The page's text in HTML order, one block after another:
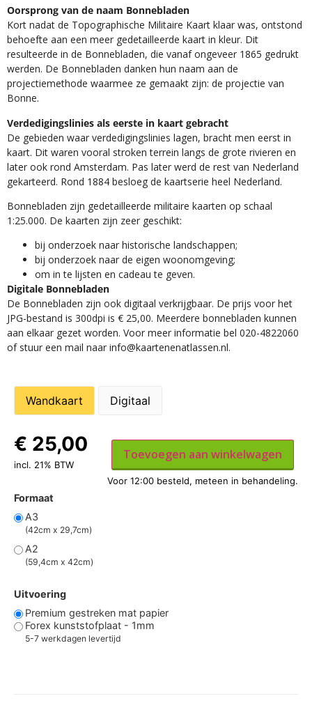
Oorsprong van de naam Bonnebladen
Kort nadat de Topographische Militaire Kaart klaar was, ontstond
behoefte aan een meer gedetailleerde kaart in kleur. Dit
resulteerde in de Bonnebladen, die vanaf ongeveer 1865 gedrukt
werden. De Bonnebladen danken hun naam aan de
projectiemethode waarmee ze gemaakt zijn: de projectie van
Bonne.
Verdedigingslinies als eerste in kaart gebracht
De gebieden waar verdedigingslinies lagen, bracht men eerst in
kaart. Dit waren vooral stroken terrein langs de grote rivieren en
later ook rond Amsterdam. Pas later werd de rest van Nederland
gekarteerd. Rond 1884 besloeg de kaartserie heel Nederland.
Bonnebladen zijn gedetailleerde militaire kaarten op schaal
1:25.000. De kaarten zijn zeer geschikt:​
​bij onderzoek naar historische landschappen;
bij onderzoek naar de eigen woonomgeving;
om in te lijsten en cadeau te geven.
Digitale Bonnebladen
De Bonnebladen zijn ook digitaal verkrijgbaar. De prijs voor het
JPG-bestand is 300dpi is € 25,00. Meerdere bonnebladen kunnen
aan elkaar gezet worden. Voor meer informatie bel 020-4822060
of stuur een mail naar info@kaartenenatlassen.nl.
Wandkaart Digitaal
Formaat
A3
(42cm x 29,7cm)
A2
(59,4cm x 42cm)
Uitvoering
Premium gestreken mat papier
Forex kunststofplaat - 1mm
5-7 werkdagen levertijd
€ 25,00
incl. 21% BTW
Toevoegen aan winkelwagen